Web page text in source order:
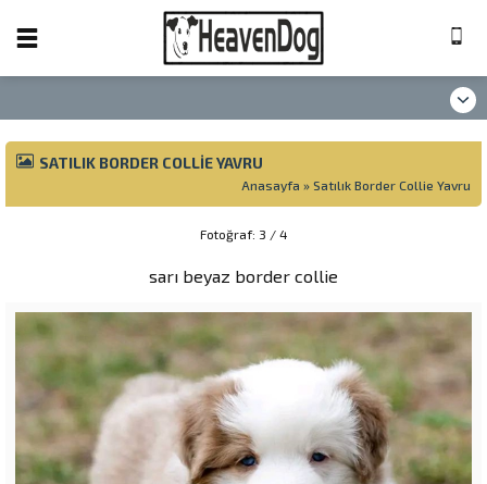
SATILIK BORDER COLLIE YAVRU
Anasayfa » Satılık Border Collie Yavru
Fotoğraf: 3 / 4
sarı beyaz border collie